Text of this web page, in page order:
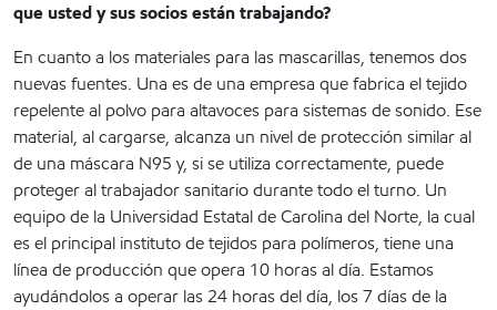
que usted y sus socios están trabajando?
En cuanto a los materiales para las mascarillas, tenemos dos
nuevas fuentes. Una es de una empresa que fabrica el tejido
repelente al polvo para altavoces para sistemas de sonido. Ese
material, al cargarse, alcanza un nivel de protección similar al
de una máscara N95 y, si se utiliza correctamente, puede
proteger al trabajador sanitario durante todo el turno. Un
equipo de la Universidad Estatal de Carolina del Norte, la cual
es el principal instituto de tejidos para polímeros, tiene una
línea de producción que opera 10 horas al día. Estamos
ayudándolos a operar las 24 horas del día, los 7 días de la